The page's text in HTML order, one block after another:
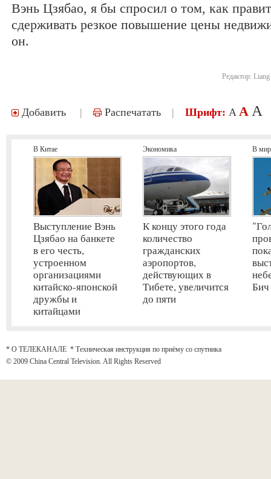
Вэнь Цзябао, я бы спросил о том, как
сдерживать резкое повышение цены
он.
Редактор:
Добавить | Распечатать | Шрифт: A A A
В Китае
Выступление Вэнь
Цзябао на банкете
в его честь,
устроенном
организациями
китайско-японской
дружбы и
китайцами
Экономика
К концу этого года
количество
гражданских
аэропортов,
действующих в
Тибете, увеличится
до пяти
В
Бич
* О ТЕЛЕКАНАЛЕ * Техническая инструкция по приёму со спутника
© 2009 China Central Television. All Rights Reserved